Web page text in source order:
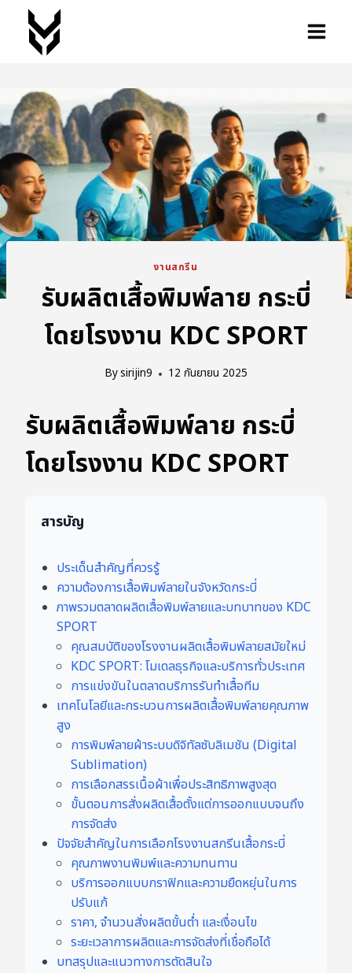
งานสกรีน
รับผลิตเสื้อพิมพ์ลาย กระบี่
โดยโรงงาน KDC SPORT
Bysirijin9 12 กันยายน 2025
รับผลิตเสื้อพิมพ์ลาย กระบี่
โดยโรงงาน KDC SPORT
สารบัญ
ประเด็นสำคัญที่ควรรู้
ความต้องการเสื้อพิมพ์ลายในจังหวัดกระบี่
ภาพรวมตลาดผลิตเสื้อพิมพ์ลายและบทบาทของ KDC
SPORT
คุณสมบัติของโรงงานผลิตเสื้อพิมพ์ลายสมัยใหม่
KDC SPORT: โมเดลธุรกิจและบริการทั่วประเทศ
การแข่งขันในตลาดบริการรับทำเสื้อทีม
เทคโนโลยีและกระบวนการผลิตเสื้อพิมพ์ลายคุณภาพ
สูง
การพิมพ์ลายผ้าระบบดิจิทัลซับลิเมชัน (Digital
Sublimation)
การเลือกสรรเนื้อผ้าเพื่อประสิทธิภาพสูงสุด
ขั้นตอนการสั่งผลิตเสื้อตั้งแต่การออกแบบจนถึง
การจัดส่ง
ปัจจัยสำคัญในการเลือกโรงงานสกรีนเสื้อกระบี่
คุณภาพงานพิมพ์และความทนทาน
บริการออกแบบกราฟิกและความยืดหยุ่นในการ
ปรับแก้
ราคา, จำนวนสั่งผลิตขั้นต่ำ และเงื่อนไข
ระยะเวลาการผลิตและการจัดส่งที่เชื่อถือได้
บทสรุปและแนวทางการตัดสินใจ